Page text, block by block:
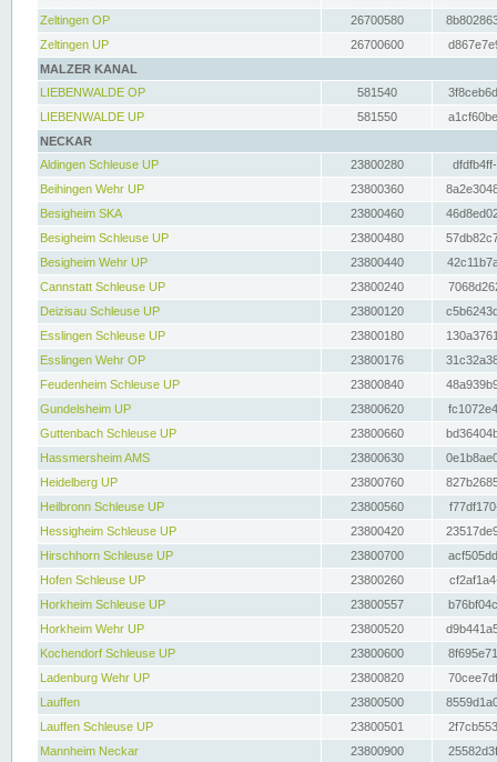
Zeltingen OP
26700580
Zeltingen UP
26700600
MALZER KANAL
LIEBENWALDE OP
581540
LIEBENWALDE UP
581550
NECKAR
Aldingen Schleuse UP
23800280
Beihingen Wehr UP
23800360
Besigheim SKA
23800460
Besigheim Schleuse UP
23800480
Besigheim Wehr UP
23800440
Cannstatt Schleuse UP
23800240
Deizisau Schleuse UP
23800120
Esslingen Schleuse UP
23800180
Esslingen Wehr OP
23800176
Feudenheim Schleuse UP
23800840
Gundelsheim UP
23800620
Guttenbach Schleuse UP
23800660
Hassmersheim AMS
23800630
Heidelberg UP
23800760
Heilbronn Schleuse UP
23800560
Hessigheim Schleuse UP
23800420
Hirschhorn Schleuse UP
23800700
Hofen Schleuse UP
23800260
Horkheim Schleuse UP
23800557
Horkheim Wehr UP
23800520
Kochendorf Schleuse UP
23800600
Ladenburg Wehr UP
23800820
Lauffen
23800500
Lauffen Schleuse UP
23800501
Mannheim Neckar
23800900